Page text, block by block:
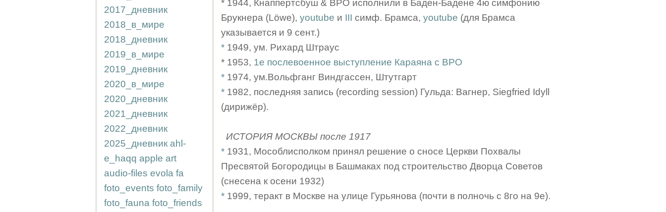
2017_дневник
2018_в_мире
2018_дневник
2019_в_мире
2019_дневник
2020_в_мире
2020_дневник
2021_дневник
2022_дневник
2025_дневник ahl-
e_haqq apple art
audio-files evola fa
foto_events foto_family
foto_fauna foto_friends
* 1944, Кнаппертсбуш & BPO исполнили в Баден-Бадене 4ю симфонию
Брукнера (Löwe), youtube и III симф. Брамса, youtube (для Брамса
указывается и 9 сент.)
* 1949, ум. Рихард Штраус
* 1953, 1е послевоенное выступление Караяна с BPO
* 1974, ум.Вольфганг Виндгассен, Штутгарт
* 1982, последняя запись (recording session) Гульда: Вагнер, Siegfried Idyll
(дирижёр).
ИСТОРИЯ МОСКВЫ после 1917
* 1931, Мособлисполком принял решение о сносе Церкви Похвалы
Пресвятой Богородицы в Башмаках под строительство Дворца Советов
(снесена к осени 1932)
* 1999, теракт в Москве на улице Гурьянова (почти в полночь с 8го на 9е).